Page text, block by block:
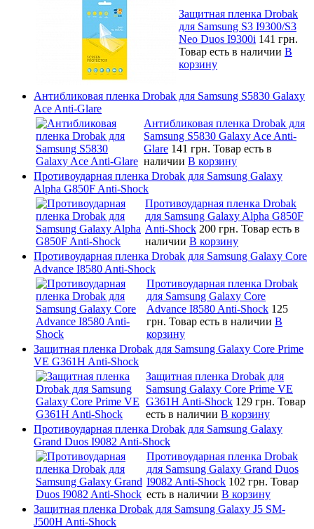
Защитная пленка Drobak
для Samsung S3 I9300/S3
Neo Duos I9300i 141 грн.
Товар есть в наличии В
корзину
Антибликовая пленка Drobak для Samsung S5830 Galaxy
Ace Anti-Glare
Антибликовая пленка Drobak для
Samsung S5830 Galaxy Ace Anti-
Glare 141 грн. Товар есть в
наличии В корзину
Противоударная пленка Drobak для Samsung Galaxy
Alpha G850F Anti-Shock
Противоударная пленка Drobak
для Samsung Galaxy Alpha G850F
Anti-Shock 200 грн. Товар есть в
наличии В корзину
Противоударная пленка Drobak для Samsung Galaxy Core
Advance I8580 Anti-Shock
Противоударная пленка Drobak
для Samsung Galaxy Core
Advance I8580 Anti-Shock 125
грн. Товар есть в наличии В
корзину
Защитная пленка Drobak для Samsung Galaxy Core Prime
VE G361H Anti-Shock
Защитная пленка Drobak для
Samsung Galaxy Core Prime VE
G361H Anti-Shock 129 грн. Товар
есть в наличии В корзину
Противоударная пленка Drobak для Samsung Galaxy
Grand Duos I9082 Anti-Shock
Противоударная пленка Drobak
для Samsung Galaxy Grand Duos
I9082 Anti-Shock 102 грн. Товар
есть в наличии В корзину
Защитная пленка Drobak для Samsung Galaxy J5 SM-
J500H Anti-Shock